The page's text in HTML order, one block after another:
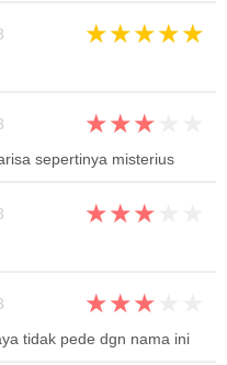
★★★★★
★★★
sepertinya misterius
★★★
★★★
tidak pede dgn nama ini